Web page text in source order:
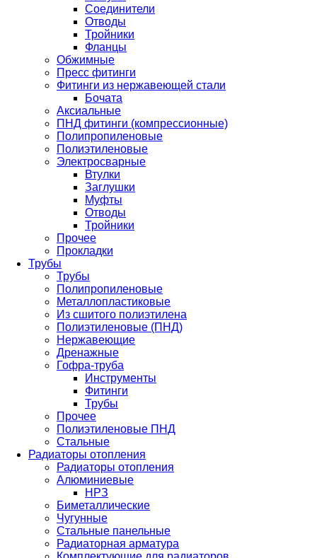
Соединители
Отводы
Тройники
Фланцы
Обжимные
Пресс фитинги
Фитинги из нержавеющей стали
Бочата
Аксиальные
ПНД фитинги (компрессионные)
Полипропиленовые
Полиэтиленовые
Электросварные
Втулки
Заглушки
Муфты
Отводы
Тройники
Прочее
Прокладки
Трубы
Трубы
Полипропиленовые
Металлопластиковые
Из сшитого полиэтилена
Полиэтиленовые (ПНД)
Нержавеющие
Дренажные
Гофра-труба
Инструменты
Фитинги
Трубы
Прочее
Полиэтиленовые ПНД
Стальные
Радиаторы отопления
Радиаторы отопления
Алюминиевые
НРЗ
Биметаллические
Чугунные
Стальные панельные
Радиаторная арматура